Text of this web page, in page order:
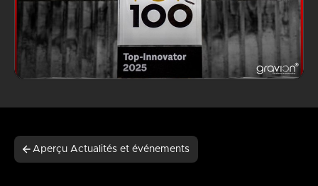
Aperçu Actualités et événements